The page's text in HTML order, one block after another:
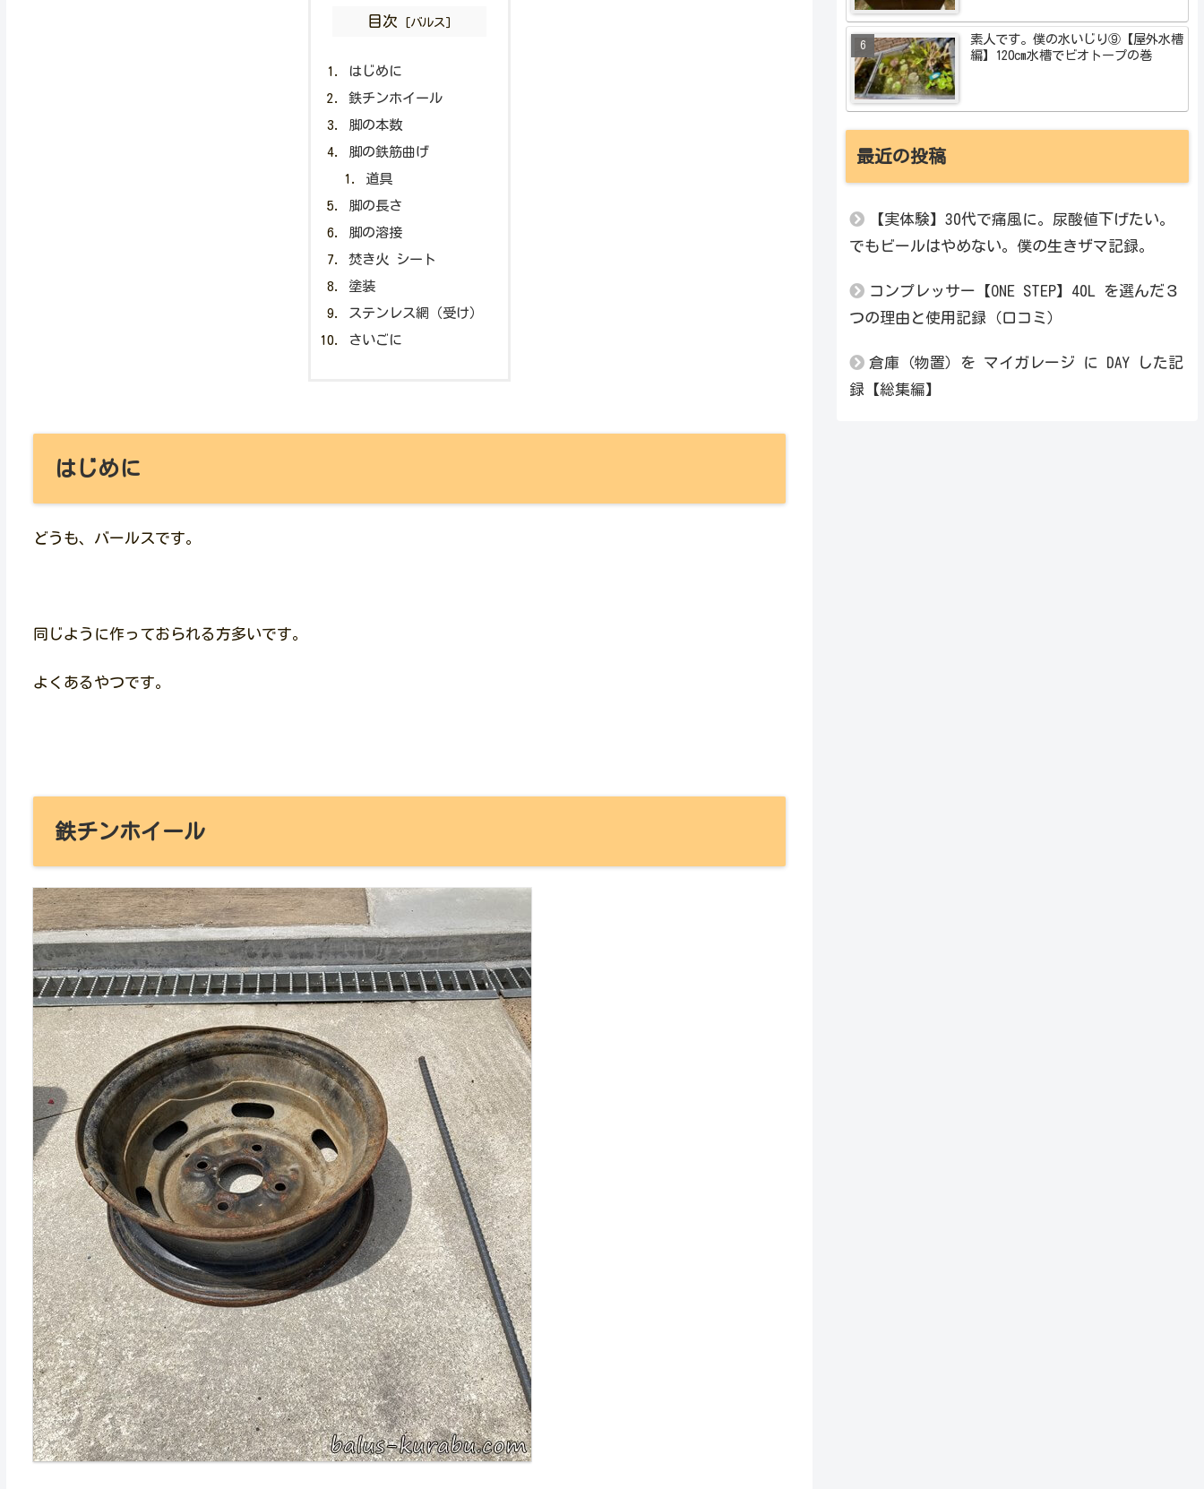
目次
はじめに
鉄チンホイール
脚の本数
脚の鉄筋曲げ
道具
脚の長さ
脚の溶接
焚き火 シート
塗装
ステンレス網（受け）
さいごに
はじめに
どうも、バールスです。
同じように作っておられる方多いです。
よくあるやつです。
鉄チンホイール
素人です。僕の水いじり⑨【屋外水槽
編】120cm水槽でビオトープの巻
最近の投稿
【実体験】30代で痛風に。尿酸値下げたい。
でもビールはやめない。僕の生きザマ記録。
コンプレッサー【ONE STEP】40L を選んだ３
つの理由と使用記録（口コミ）
倉庫（物置）を マイガレージ に DAY した記
録【総集編】